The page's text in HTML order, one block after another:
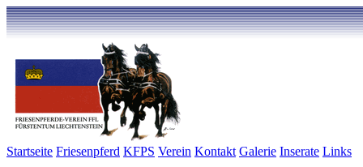
Startseite Friesenpferd KFPS Verein Kontakt Galerie Inserate Links